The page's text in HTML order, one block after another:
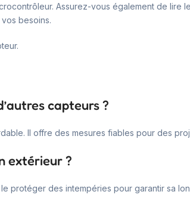
Assurez-vous également de lire
besoins.
capteurs ?
Il offre des mesures fiables pour des
extérieur ?
protéger des intempéries pour garantir sa